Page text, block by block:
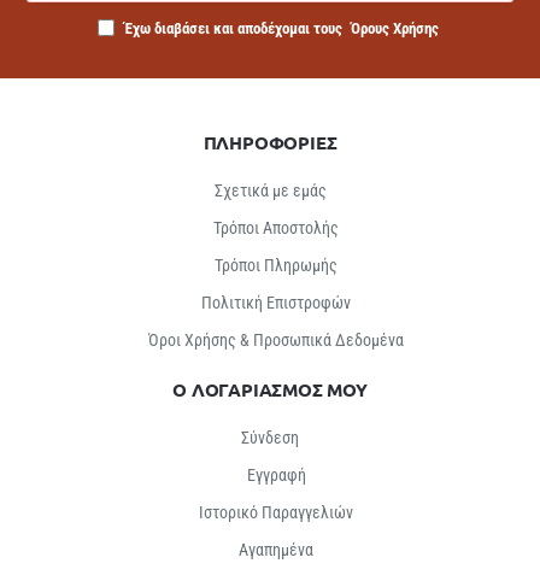
Έχω διαβάσει και αποδέχομαι τους Όρους Χρήσης
ΠΛΗΡΟΦΟΡΙΕΣ
Σχετικά με εμάς
Τρόποι Αποστολής
Τρόποι Πληρωμής
Πολιτική Επιστροφών
Όροι Χρήσης & Προσωπικά Δεδομένα
Ο ΛΟΓΑΡΙΑΣΜΟΣ ΜΟΥ
Σύνδεση
Εγγραφή
Ιστορικό Παραγγελιών
Αγαπημένα